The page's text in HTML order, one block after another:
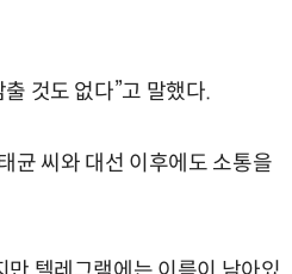
것도 없다”고 말했다.
균 씨와 대선 이후에도 소통을